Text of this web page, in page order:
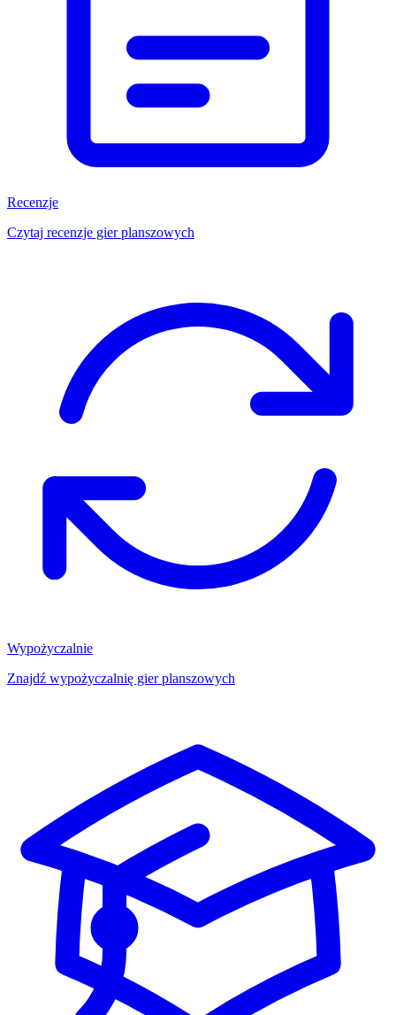
Recenzje
Czytaj recenzje gier planszowych
Wypożyczalnie
Znajdź wypożyczalnię gier planszowych